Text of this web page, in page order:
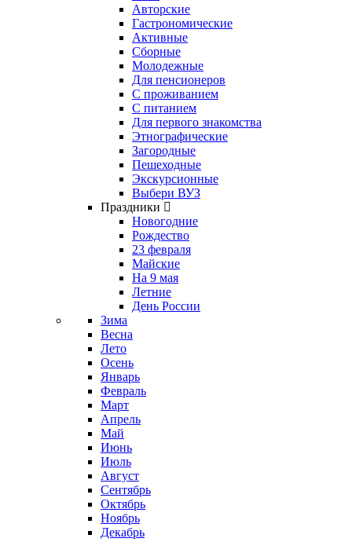
Авторские
Гастрономические
Активные
Сборные
Молодежные
Для пенсионеров
С проживанием
С питанием
Для первого знакомства
Этнографические
Загородные
Пешеходные
Экскурсионные
Выбери ВУЗ
Праздники
Новогодние
Рождество
23 февраля
Майские
На 9 мая
Летние
День России
Зима
Весна
Лето
Осень
Январь
Февраль
Март
Апрель
Май
Июнь
Июль
Август
Сентябрь
Октябрь
Ноябрь
Декабрь